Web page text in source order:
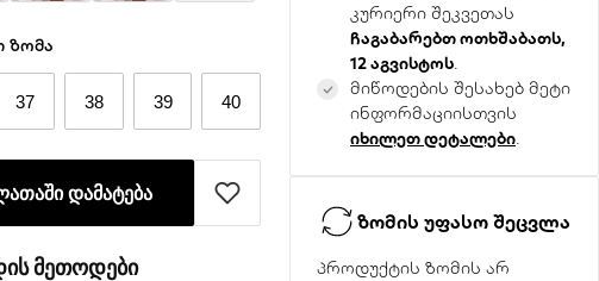
ზომა
37 38 39 40
დამატება
მეთოდები
კურიერი შეკვეთას
ჩაგაბარებთ ოთხშაბათს,
12 აგვისტოს.
მიწოდების შესახებ მეტი
ინფორმაციისთვის
იხილეთ დეტალები.
ზომის უფასო შეცვლა
პროდუქტის ზომის არ